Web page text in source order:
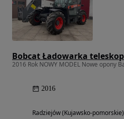
2016
Radziejów (Kujawsko-pomorskie)